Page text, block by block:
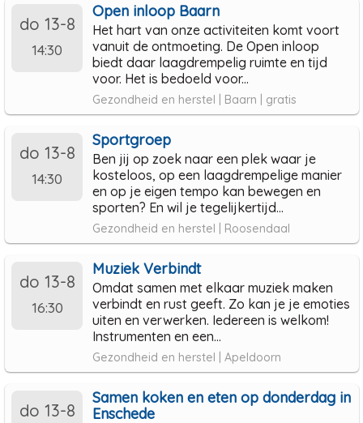
do 13-8
14:30
Open inloop Baarn
Het hart van onze activiteiten komt voort
vanuit de ontmoeting. De Open inloop
biedt daar laagdrempelig ruimte en tijd
voor. Het is bedoeld voor...
Gezondheid en herstel | Baarn | gratis
do 13-8
14:30
Sportgroep
Ben jij op zoek naar een plek waar je
kosteloos, op een laagdrempelige manier
en op je eigen tempo kan bewegen en
sporten? En wil je tegelijkertijd...
Gezondheid en herstel | Roosendaal
do 13-8
16:30
Muziek Verbindt
Omdat samen met elkaar muziek maken
verbindt en rust geeft. Zo kan je je emoties
uiten en verwerken. Iedereen is welkom!
Instrumenten en een...
Gezondheid en herstel | Apeldoorn
do 13-8
Samen koken en eten op donderdag in
Enschede